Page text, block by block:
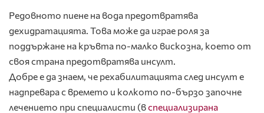
Редовното пиене на вода предотвратява
дехидратацията. Това може да играе роля за
поддържане на кръвта по-малко вискозна, което от
своя страна предотвратява инсулт.
Добре е да знаем, че рехабилитацията след инсулт е
надпревара с времето и колкото по-бързо започне
лечението при специалисти (вспециализирана